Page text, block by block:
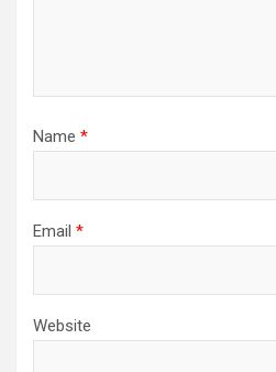
Name *
Email *
Website